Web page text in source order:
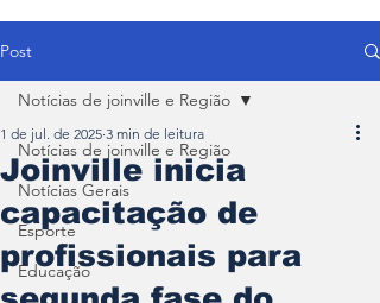
Post
Notícias de joinville e Região
Notícias Gerais
Esporte
Educação
Notícias de joinville e Região
Joinville inicia
capacitação de
profissionais para
1 de jul. de 2025 3 min de leitura